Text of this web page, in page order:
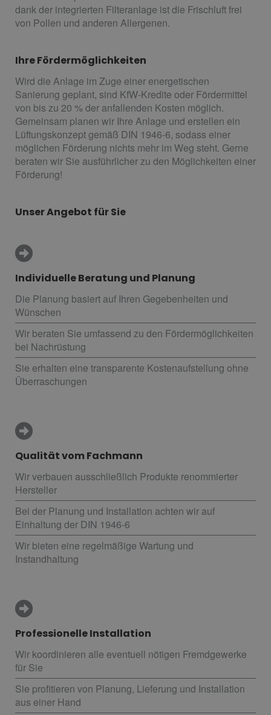
dank der integrierten Filteranlage ist die Frischluft frei
von Pollen und anderen Allergenen.
Ihre Fördermöglichkeiten
Wird die Anlage im Zuge einer energetischen
Sanierung geplant, sind KfW-Kredite oder Fördermittel
von bis zu 20 % der anfallenden Kosten möglich.
Gemeinsam planen wir Ihre Anlage und erstellen ein
Lüftungskonzept gemäß DIN 1946-6, sodass einer
möglichen Förderung nichts mehr im Weg steht. Gerne
beraten wir Sie ausführlicher zu den Möglichkeiten einer
Förderung!
Unser Angebot für Sie
Individuelle Beratung und Planung
Die Planung basiert auf Ihren Gegebenheiten und
Wünschen
Wir beraten Sie umfassend zu den Fördermöglichkeiten
bei Nachrüstung
Sie erhalten eine transparente Kostenaufstellung ohne
Überraschungen
Qualität vom Fachmann
Wir verbauen ausschließlich Produkte renommierter
Hersteller
Bei der Planung und Installation achten wir auf
Einhaltung der DIN 1946-6
Wir bieten eine regelmäßige Wartung und
Instandhaltung
Professionelle Installation
Wir koordinieren alle eventuell nötigen Fremdgewerke
für Sie
Sie profitieren von Planung, Lieferung und Installation
aus einer Hand